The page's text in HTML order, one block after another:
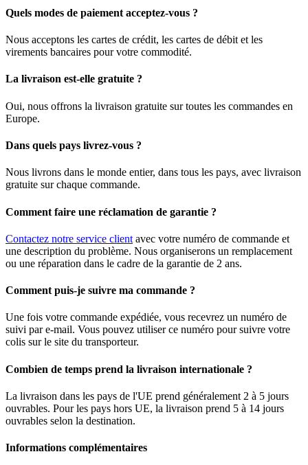
Quels modes de paiement acceptez-vous ?
Nous acceptons les cartes de crédit, les cartes de débit et les
virements bancaires pour votre commodité.
La livraison est-elle gratuite ?
Oui, nous offrons la livraison gratuite sur toutes les commandes en
Europe.
Dans quels pays livrez-vous ?
Nous livrons dans le monde entier, dans tous les pays, avec livraison
gratuite sur chaque commande.
Comment faire une réclamation de garantie ?
Contactez notre service client avec votre numéro de commande et
une description du problème. Nous organiserons un remplacement
ou une réparation dans le cadre de la garantie de 2 ans.
Comment puis-je suivre ma commande ?
Une fois votre commande expédiée, vous recevrez un numéro de
suivi par e-mail. Vous pouvez utiliser ce numéro pour suivre votre
colis sur le site du transporteur.
Combien de temps prend la livraison internationale ?
La livraison dans les pays de l'UE prend généralement 2 à 5 jours
ouvrables. Pour les pays hors UE, la livraison prend 5 à 14 jours
ouvrables selon la destination.
Informations complémentaires